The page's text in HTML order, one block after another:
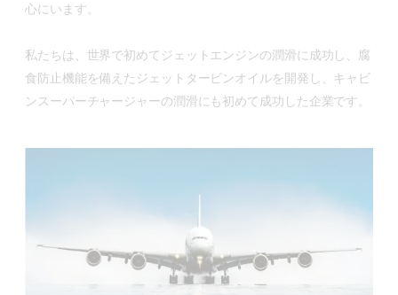
心にいます。
私たちは、世界で初めてジェットエンジンの潤滑に成功し、腐
食防止機能を備えたジェットタービンオイルを開発し、キャビ
ンスーパーチャージャーの潤滑にも初めて成功した企業です。